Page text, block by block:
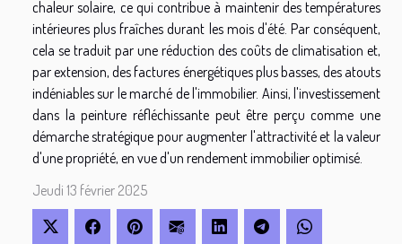
chaleur solaire, ce qui contribue à maintenir des températures
intérieures plus fraîches durant les mois d'été. Par conséquent,
cela se traduit par une réduction des coûts de climatisation et,
par extension, des factures énergétiques plus basses, des atouts
indéniables sur le marché de l'immobilier. Ainsi, l'investissement
dans la peinture réfléchissante peut être perçu comme une
démarche stratégique pour augmenter l'attractivité et la valeur
d'une propriété, en vue d'un rendement immobilier optimisé.
Jeudi 13 février 2025